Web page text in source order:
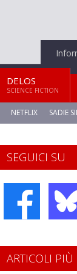
DELOS
SCIENCE FICTION
NETFLIX SADIE
SEGUICI SU
ARTICOLI PIÙ